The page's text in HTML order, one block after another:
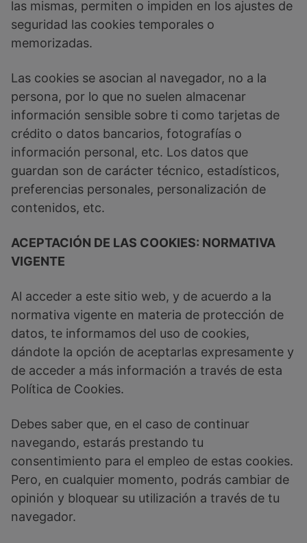
las mismas, permiten o impiden en los ajustes de
seguridad las cookies temporales o
memorizadas.
Las cookies se asocian al navegador, no a la
persona, por lo que no suelen almacenar
información sensible sobre ti como tarjetas de
crédito o datos bancarios, fotografías o
información personal, etc. Los datos que
guardan son de carácter técnico, estadísticos,
preferencias personales, personalización de
contenidos, etc.
ACEPTACIÓN DE LAS COOKIES: NORMATIVA
VIGENTE
Al acceder a este sitio web, y de acuerdo a la
normativa vigente en materia de protección de
datos, te informamos del uso de cookies,
dándote la opción de aceptarlas expresamente y
de acceder a más información a través de esta
Política de Cookies.
Debes saber que, en el caso de continuar
navegando, estarás prestando tu
consentimiento para el empleo de estas cookies.
Pero, en cualquier momento, podrás cambiar de
opinión y bloquear su utilización a través de tu
navegador.